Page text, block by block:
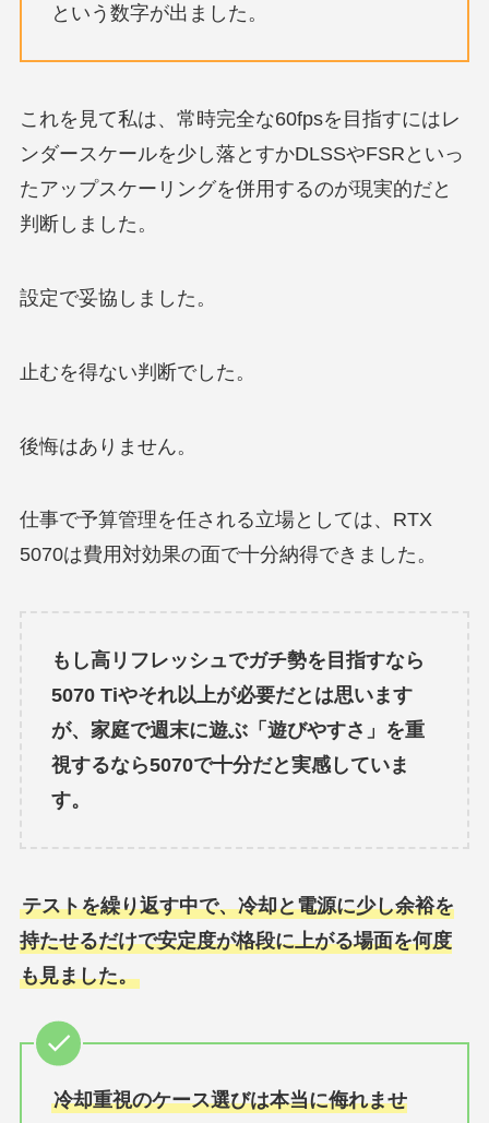
という数字が出ました。
これを見て私は、常時完全な60fpsを目指すにはレ
ンダースケールを少し落とすかDLSSやFSRといっ
たアップスケーリングを併用するのが現実的だと
判断しました。
設定で妥協しました。
止むを得ない判断でした。
後悔はありません。
仕事で予算管理を任される立場としては、RTX
5070は費用対効果の面で十分納得できました。
もし高リフレッシュでガチ勢を目指すなら
5070 Tiやそれ以上が必要だとは思います
が、家庭で週末に遊ぶ「遊びやすさ」を重
視するなら5070で十分だと実感していま
す。
テストを繰り返す中で、冷却と電源に少し余裕を
持たせるだけで安定度が格段に上がる場面を何度
も見ました。
冷却重視のケース選びは本当に侮れませ